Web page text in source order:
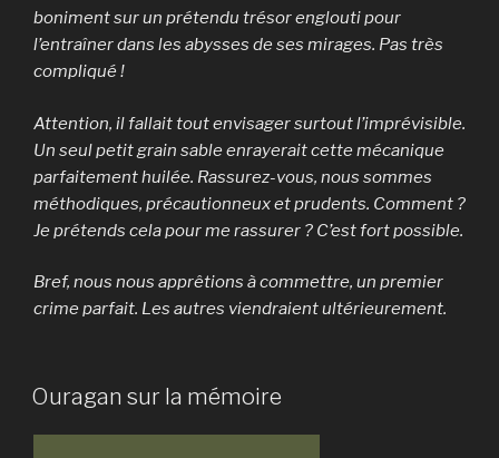
boniment sur un prétendu trésor englouti pour
l’entraîner dans les abysses de ses mirages. Pas très
compliqué !
Attention, il fallait tout envisager surtout l’imprévisible.
Un seul petit grain sable enrayerait cette mécanique
parfaitement huilée. Rassurez-vous, nous sommes
méthodiques, précautionneux et prudents. Comment ?
Je prétends cela pour me rassurer ? C’est fort possible.
Bref, nous nous apprêtions à commettre, un premier
crime parfait. Les autres viendraient ultérieurement.
Ouragan sur la mémoire